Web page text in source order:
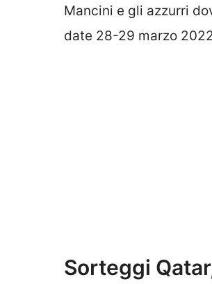
Mancini e gli azzurri
date 28-29 marzo
Sorteggi